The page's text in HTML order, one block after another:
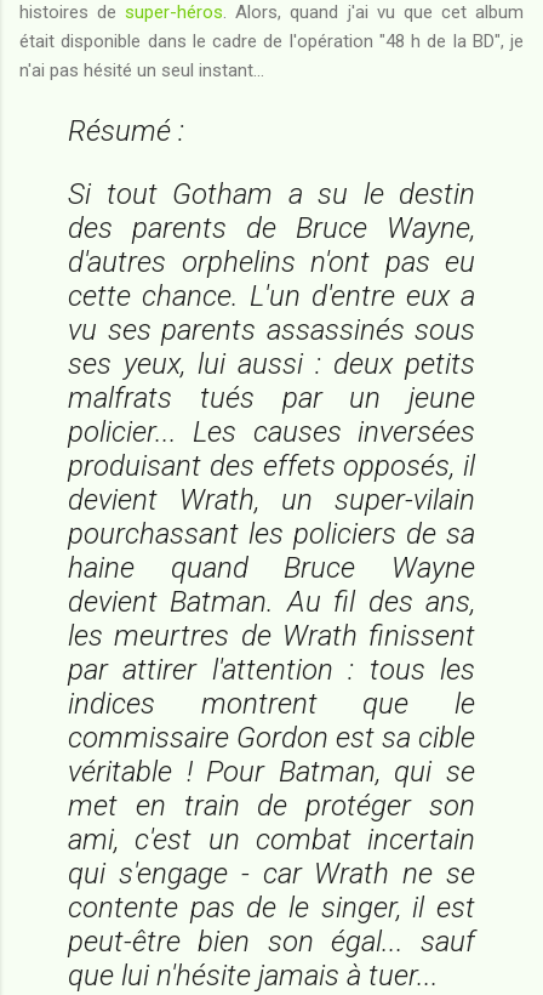
histoires desuper-héros. Alors, quand j'ai vu que cet album
était disponible dans le cadre de l'opération "48 h de la BD", je
n'ai pas hésité un seul instant...
Résumé :
Si tout Gotham a su le destin
des parents de Bruce Wayne,
d'autres orphelins n'ont pas eu
cette chance. L'un d'entre eux a
vu ses parents assassinés sous
ses yeux, lui aussi : deux petits
malfrats tués par un jeune
policier... Les causes inversées
produisant des effets opposés, il
devient Wrath, un super-vilain
pourchassant les policiers de sa
haine quand Bruce Wayne
devient Batman. Au fil des ans,
les meurtres de Wrath finissent
par attirer l'attention : tous les
indices montrent que le
commissaire Gordon est sa cible
véritable ! Pour Batman, qui se
met en train de protéger son
ami, c'est un combat incertain
qui s'engage - car Wrath ne se
contente pas de le singer, il est
peut-être bien son égal... sauf
que lui n'hésite jamais à tuer...